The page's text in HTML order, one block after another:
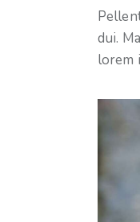
dui.
lorem